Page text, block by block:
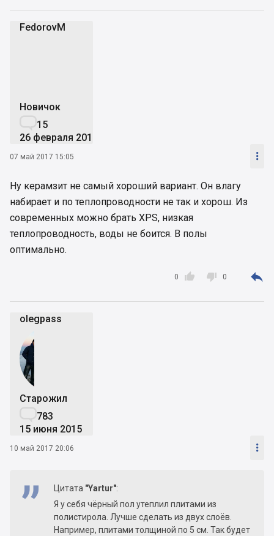
FedorovM
Новичок
15
26 февраля 2017
07 май 2017 15:05 
Ну керамзит не самый хороший вариант. Он влагу
набирает и по теплопроводности не так и хорош. Из
современных можно брать XPS, низкая
теплопроводность, воды не боится. В полы
оптимально.

0  0 
olegpass
Старожил
783
15 июня 2015
10 май 2017 20:06 
Цитата "Yartur":
Я у себя чёрный пол утеплил плитами из
полистирола. Лучше сделать из двух слоёв.
Например, плитами толщиной по 5 см. Так будет